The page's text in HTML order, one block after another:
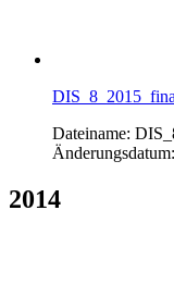
Dateiname:
2014